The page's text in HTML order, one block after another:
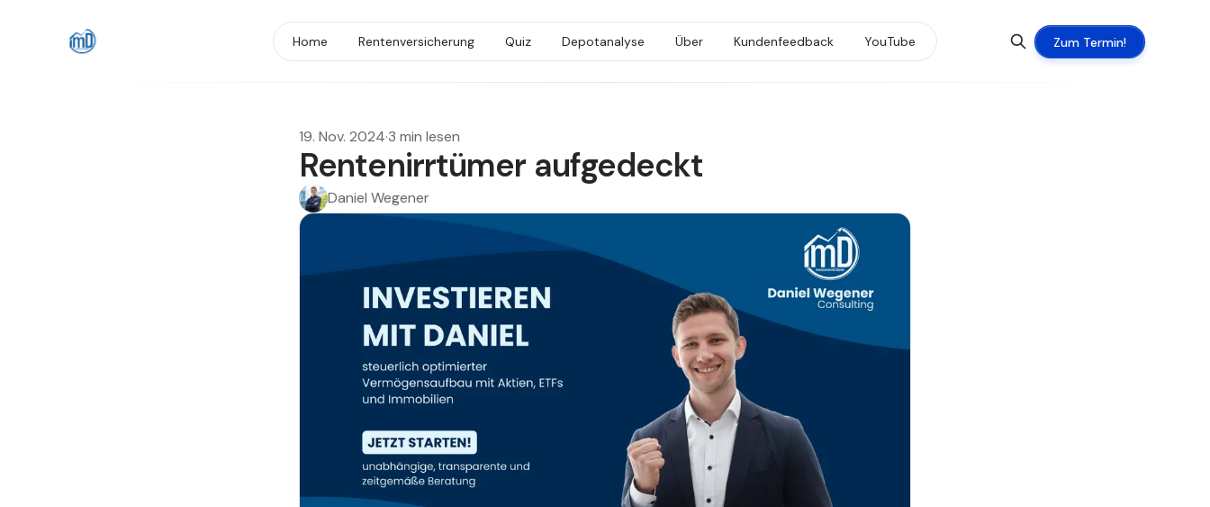
Home Rentenversicherung Quiz Depotanalyse Über Kundenfeedback YouTube Zum Termin!
19. Nov. 2024·3 min lesen
Rentenirrtümer aufgedeckt
Daniel Wegener